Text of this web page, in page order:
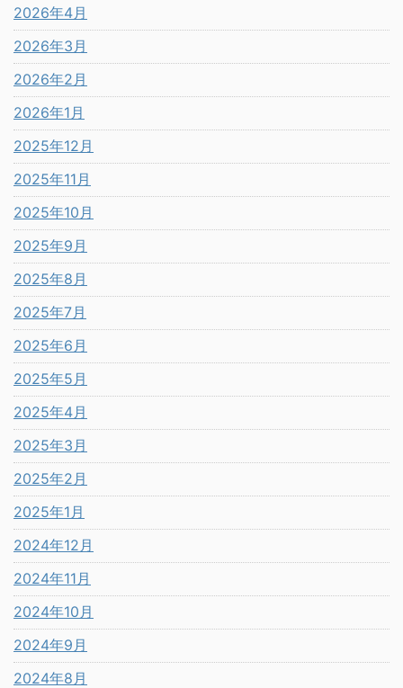
2026年4月
2026年3月
2026年2月
2026年1月
2025年12月
2025年11月
2025年10月
2025年9月
2025年8月
2025年7月
2025年6月
2025年5月
2025年4月
2025年3月
2025年2月
2025年1月
2024年12月
2024年11月
2024年10月
2024年9月
2024年8月